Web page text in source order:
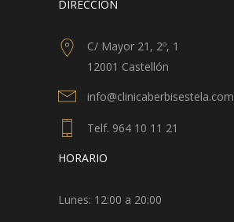
DIRECCIÓN
C/ Mayor 21, 2º, 1
12001 Castellón
info@clinicaberbisestela.com
Telf. 964 10 11 21
HORARIO
Lunes: 12:00 a 20:00